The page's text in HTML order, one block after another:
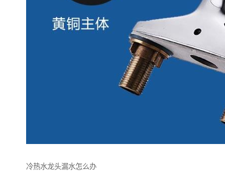
冷热水龙头漏水怎么办